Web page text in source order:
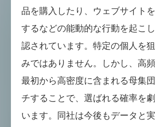
品を購入したり、ウェブサイト
するなどの能動的な行動を起こ
認されています。特定の個人を
みではありません。しかし、高
最初から高密度に含まれる母集
チすることで、選ばれる確率を
います。同社は今後もデータと